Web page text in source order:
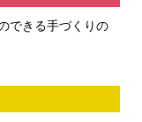
できる手づくりの